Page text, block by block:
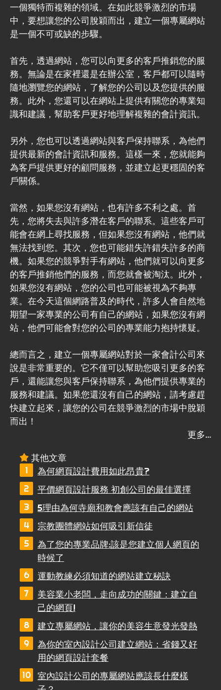
一個獨特而複雜的領域。在如此競爭激烈的市場
中，要想讓您的公司脫穎而出，建立一個專屬網站
是一個不可或缺的步驟。
首先，透過網站，您可以向更多的客戶推銷您的服
務。無論是在家裡還是在辦公室，客戶都可以隨時
隨地瀏覽您的網站，了解您的公司以及您提供的服
務。此外，您還可以在網站上提供有關您的專業知
識和建議，幫助客戶更好地理解複雜的會計資訊。
另外，您也可以透過網站與客戶保持聯系，為他們
提供最新的會計資訊和服務。這樣一來，您就能夠
為客戶提供更好的顧問服務，並建立起更穩固的客
戶關係。
當然，如果您沒有網站，也有許多不利之處。首
先，您將失去與許多潛在客戶的聯系。這些客戶可
能會在網上尋找服務，但如果您沒有網站，他們就
無法找到您。其次，您也可能錯失許錯失許多的商
機。如果您的競爭對手有網站，他們就可以向更多
的客戶推銷他們的服務，而您就會被淘汰。此外，
如果您沒有網站，您的公司也可能被視為不夠專
業。在今天這個網路普及的時代，許多人會自然地
期望一家專業的公司有自己的網站，如果您沒有網
站，他們可能會對您的公司的專業能力抱持懷疑。
總而言之，建立一個專屬網站對於一家會計公司來
說是非常重要的。它不僅可以幫助您吸引更多的客
戶，還能讓您與客戶保持聯系，為他們提供專業的
服務和建議。如果您還沒有自己的網站，請考慮趕
快建立起來，讓您的公司在競爭激烈的市場中脫穎
而出！
其他文章
為何網頁設計費用如此昂貴?
平價網頁設計服務 初創公司的最佳選擇
5理由為何寺廟和教會應該有自己的網站
宗教團體網站如何吸引新信徒
為了您的專業品牌:該是您建立個人網頁的
時候了
運動教練必須知道的網站建立秘訣
美容業小老闆，走向成功的關鍵：建立自
己的網頁!
建立專屬網站，讓你的美容生意發光發熱
為你的室內設計公司建立網站：省錢又好
用的網頁設計套餐
室內設計公司的專屬網站應該長什麼樣